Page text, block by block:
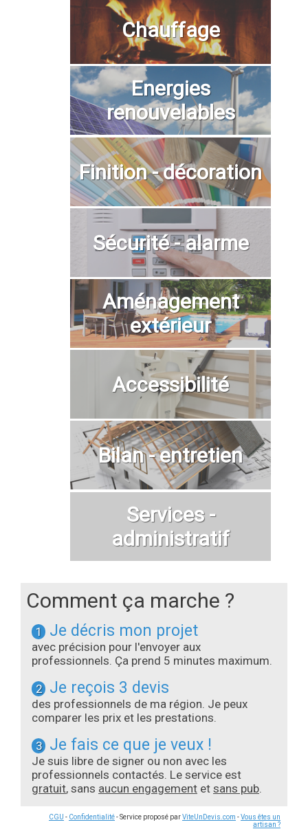
Chauffage
Energies
renouvelables
Finition - décoration
Sécurité - alarme
Aménagement
extérieur
Accessibilité
Bilan - entretien
Services -
administratif
Comment ça marche ?
1 Je décris mon projet
avec précision pour l'envoyer aux
professionnels. Ça prend 5 minutes maximum.
2 Je reçois 3 devis
des professionnels de ma région. Je peux
comparer les prix et les prestations.
3 Je fais ce que je veux !
Je suis libre de signer ou non avec les
professionnels contactés. Le service est
gratuit, sans aucun engagement et sans pub.
CGU - Confidentialité- Service proposé parViteUnDevis.com -Vous êtes un
artisan ?